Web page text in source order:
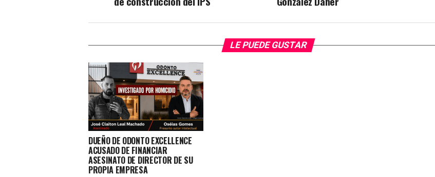
LE PUEDE GUSTAR
DUEÑO DE ODONTO EXCELLENCE
ACUSADO DE FINANCIAR
ASESINATO DE DIRECTOR DE SU
PROPIA EMPRESA